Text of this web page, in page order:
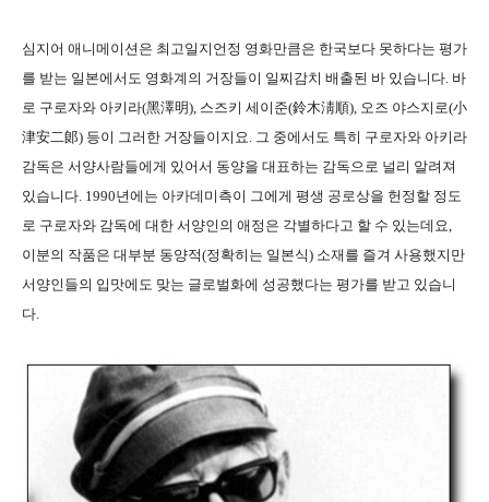
심지어 애니메이션은 최고일지언정 영화만큼은 한국보다 못하다는 평가
를 받는 일본에서도 영화계의 거장들이 일찌감치 배출된 바 있습니다. 바
로 구로자와 아키라(黑澤明), 스즈키 세이준(鈴木淸順), 오즈 야스지로(小
津安二郞) 등이 그러한 거장들이지요. 그 중에서도 특히 구로자와 아키라
감독은 서양사람들에게 있어서 동양을 대표하는 감독으로 널리 알려져
있습니다. 1990년에는 아카데미측이 그에게 평생 공로상을 헌정할 정도
로 구로자와 감독에 대한 서양인의 애정은 각별하다고 할 수 있는데요,
이분의 작품은 대부분 동양적(정확히는 일본식) 소재를 즐겨 사용했지만
서양인들의 입맛에도 맞는 글로벌화에 성공했다는 평가를 받고 있습니
다